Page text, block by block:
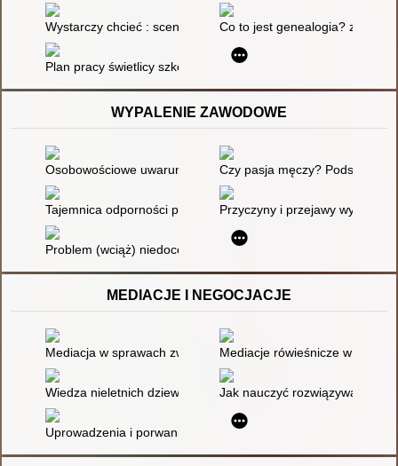
Wystarczy chcieć : scenariusz zajęć świetlicowych
Co to jest genealogia? zajęcia
Plan pracy świetlicy szkolnej : Semestr I
WYPALENIE ZAWODOWE
Osobowościowe uwarunkowania wypalenia zawodowego
Czy pasja męczy?
Tajemnica odporności psychicznej : jak uodpornić się na
Przyczyny i przejawy
Problem (wciąż) niedoceniony
MEDIACJE I NEGOCJACJE
Mediacja w sprawach związanych z przemocą w rodzinie :
Mediacje rówieśnicze w
Wiedza nieletnich dziewcząt i chłopców skonfliktowanych z
Jak nauczyć rozwiązywania
Uprowadzenia i porwania rodzinne : wybrane konteksty